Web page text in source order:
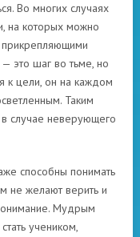
Во многих случаях
на которых можно
прикрепляющими
это шаг во тьме, но
к цели, он на каждом
Таким
случае неверующего
способны понимать
не желают верить и
Мудрым
учеником,